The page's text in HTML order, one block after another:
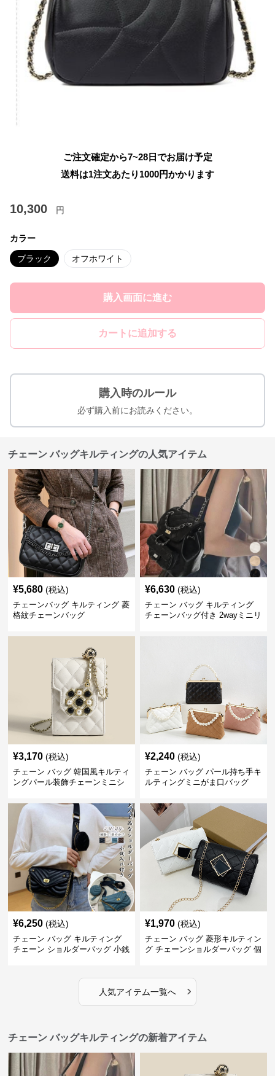
ご注文確定から7~28日でお届け予定
送料は1注文あたり 1000円かかります
10,300 円
カラー
ブラック オフホワイト
購入画面に進む
カートに追加する
購入時のルール
必ず購入前にお読みください。
チェーン バッグキルティングの人気アイテム
¥5,680 (税込)
チェーンバッグ キルティング 菱
格紋チェーンバッグ
¥6,630 (税込)
チェーン バッグ キルティング
チェーンバッグ付き 2wayミニリ
¥3,170 (税込)
チェーン バッグ 韓国風キルティ
ングパール装飾チェーンミニシ
¥2,240 (税込)
チェーン バッグ パール持ち手キ
ルティングミニがま口バッグ
¥6,250 (税込)
チェーン バッグ キルティング
チェーン ショルダーバッグ 小銭
¥1,970 (税込)
チェーン バッグ 菱形キルティン
グ チェーンショルダーバッグ 個
人気アイテム一覧へ ›
チェーン バッグキルティングの新着アイテム